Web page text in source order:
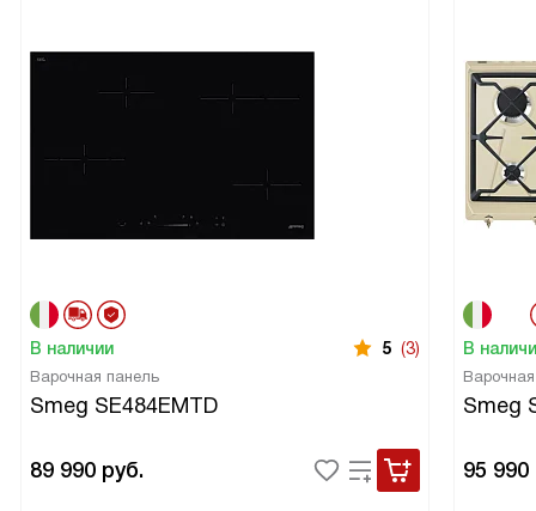
В наличии 5 (3)
Варочная панель
Smeg SE484EMTD
89 990 руб.
В
Smeg
95 990